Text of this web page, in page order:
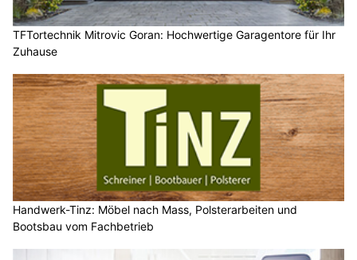
TFTortechnik Mitrovic Goran: Hochwertige Garagentore für Ihr
Zuhause
Handwerk-Tinz: Möbel nach Mass, Polsterarbeiten und
Bootsbau vom Fachbetrieb